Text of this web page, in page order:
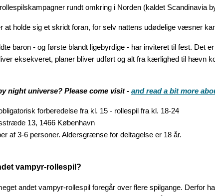
rundt omkring i Norden (kaldet Scandinavia
holde sig et skridt foran, for selv nattens udødelige væsner
baron - og første blandt ligebyrdige - har inviteret til fest. Det
eksekveret, planer bliver udført og alt fra kærlighed til hævn
night universe? Please come visit - and read a bit more
forberedelse fra kl. 15 - rollespil fra kl. 18-24
13, 1466 København
af 3-6 personer. Aldersgrænse for deltagelse er 18 år.
vampyr-rollespil?
andet vampyr-rollespil foregår over flere spilgange. Derfor